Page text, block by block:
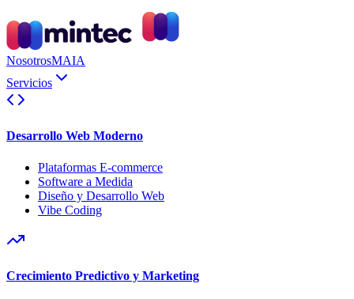
NosotrosMAIA
Servicios
Desarrollo Web Moderno
Plataformas E-commerce
Software a Medida
Diseño y Desarrollo Web
Vibe Coding
Crecimiento Predictivo y Marketing